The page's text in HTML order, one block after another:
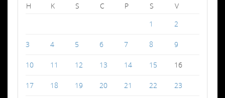
H
K S C P S
V
1
2
3 4 5 6 7 8 9
10 11 12 13 14 15 16
17 18 19 20 21 22 23